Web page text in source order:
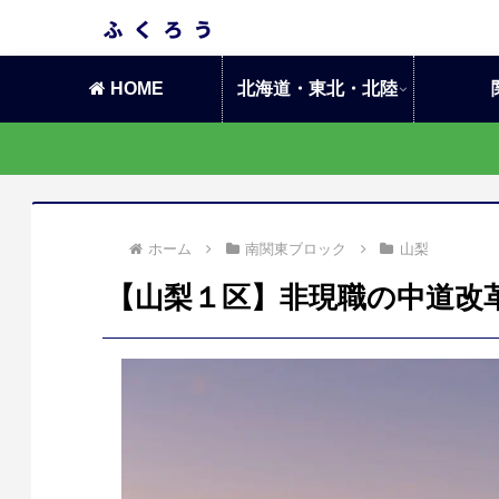
HOME 北海道・東北・北陸
ホーム 南関東ブロック 山梨
【山梨１区】非現職の中道